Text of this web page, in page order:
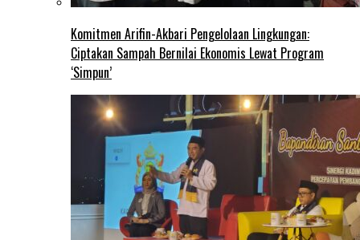
Komitmen Arifin-Akbari Pengelolaan Lingkungan:
Ciptakan Sampah Bernilai Ekonomis Lewat Program
‘Simpun’